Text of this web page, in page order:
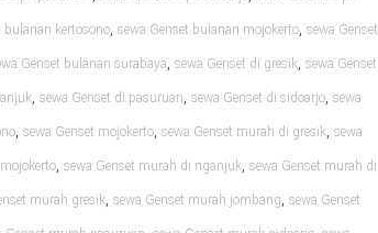
bulanan kertosono, sewa Genset bulanan mojokerto, sewa Genset
Genset bulanan surabaya, sewa Genset di gresik, sewa Genset
, sewa Genset di pasuruan, sewa Genset di sidoarjo, sewa
, sewa Genset mojokerto, sewa Genset murah di gresik, sewa
, sewa Genset murah di nganjuk, sewa Genset murah di
murah gresik, sewa Genset murah jombang, sewa Genset